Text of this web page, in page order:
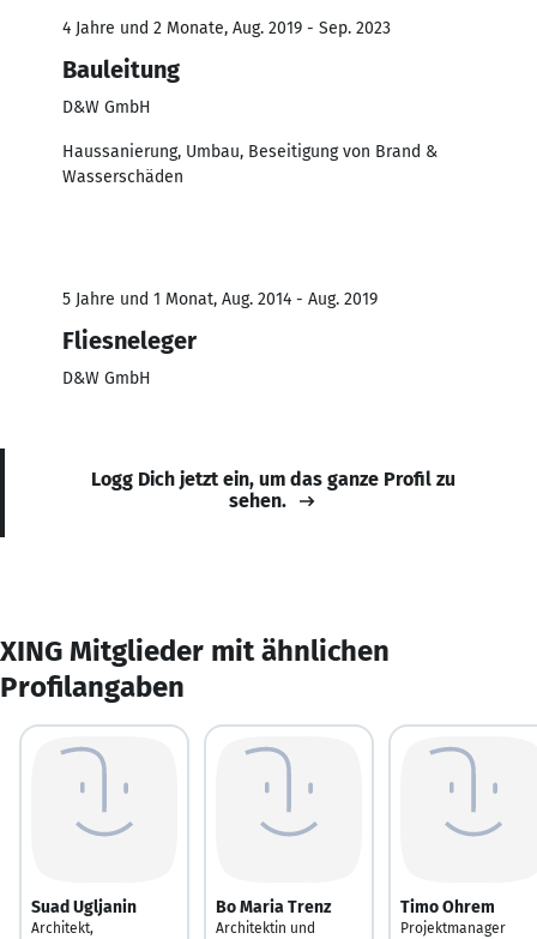
4 Jahre und 2 Monate, Aug. 2019 - Sep. 2023
Bauleitung
D&W GmbH
Haussanierung, Umbau, Beseitigung von Brand &
Wasserschäden
5 Jahre und 1 Monat, Aug. 2014 - Aug. 2019
Fliesneleger
D&W GmbH
Logg Dich jetzt ein, um das ganze Profil zu
sehen.
XING Mitglieder mit ähnlichen
Profilangaben
Suad Ugljanin
Architekt,
Bo Maria Trenz
Architektin und
Timo Ohrem
Projektmanager